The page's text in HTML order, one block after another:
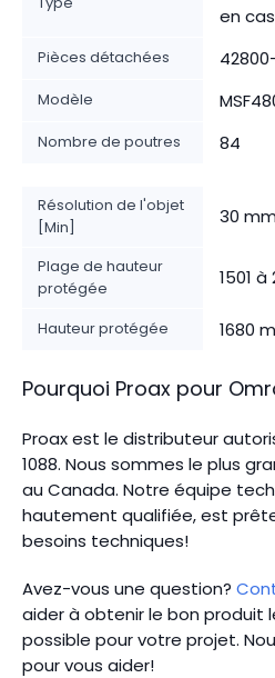
en
Pièces détachées
Modèle
Nombre de poutres 84
Résolution de l'objet
[Min]
30 mm
Plage de hauteur
protégée
1501
Hauteur protégée 1680
Pourquoi Proax pour
Proax est le distributeur
1088. Nous sommes le plus
au Canada. Notre équipe
hautement qualifiée, est
besoins techniques!
Avez-vous une question?
aider à obtenir le bon produit
possible pour votre projet.
pour vous aider!